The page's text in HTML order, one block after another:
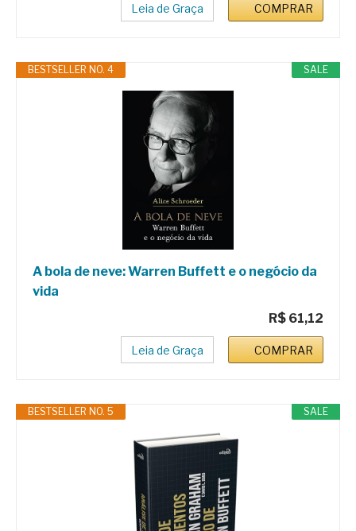
Leia de Graça COMPRAR
SALE
BESTSELLER NO. 4
A bola de neve: Warren Buffett e o negócio da
vida
R$ 61,12
Leia de Graça COMPRAR
SALE
BESTSELLER NO. 5